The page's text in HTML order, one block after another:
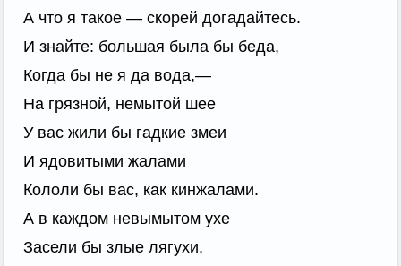
А что я такое — скорей догадайтесь.
И знайте: большая была бы беда,
Когда бы не я да вода,—
На грязной, немытой шее
У вас жили бы гадкие змеи
И ядовитыми жалами
Кололи бы вас, как кинжалами.
А в каждом невымытом ухе
Засели бы злые лягухи,